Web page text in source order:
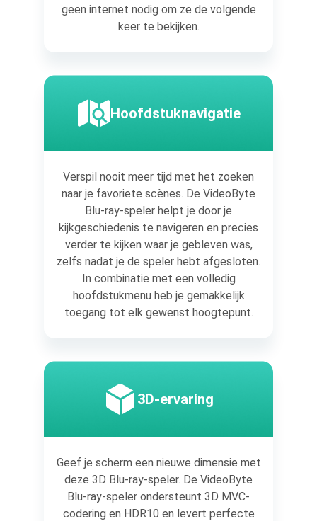
geen internet nodig om ze de volgende
keer te bekijken.
Hoofdstuknavigatie
Verspil nooit meer tijd met het zoeken
naar je favoriete scènes. De VideoByte
Blu-ray-speler helpt je door je
kijkgeschiedenis te navigeren en precies
verder te kijken waar je gebleven was,
zelfs nadat je de speler hebt afgesloten.
In combinatie met een volledig
hoofdstukmenu heb je gemakkelijk
toegang tot elk gewenst hoogtepunt.
3D-ervaring
Geef je scherm een nieuwe dimensie met
deze 3D Blu-ray-speler. De VideoByte
Blu-ray-speler ondersteunt 3D MVC-
codering en HDR10 en levert perfecte